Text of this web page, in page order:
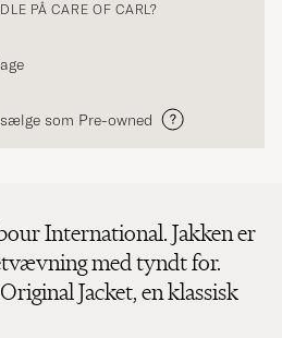
PÅ CARE OF CARL?
som Pre-owned
International. Jakken er
med tyndt for.
Jacket, en klassisk